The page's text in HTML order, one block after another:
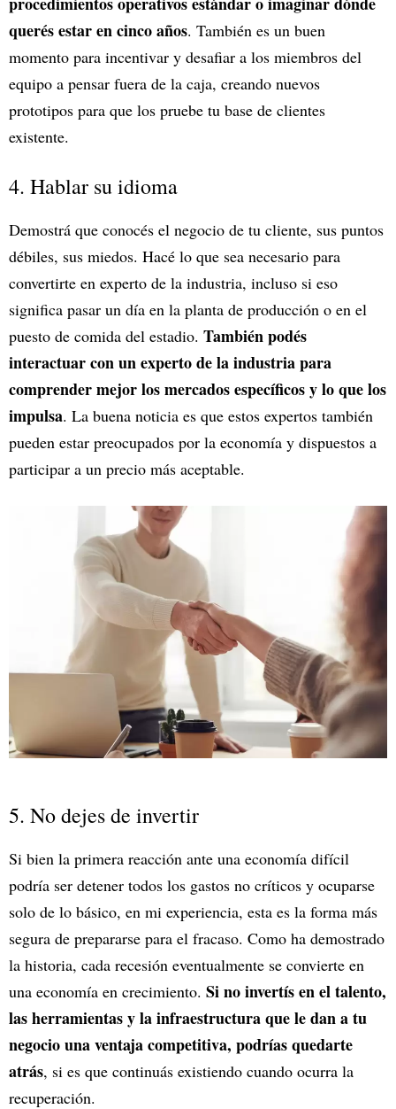
querés estar en cinco años. También es un buen
momento para incentivar y desafiar a los miembros del
equipo a pensar fuera de la caja, creando nuevos
prototipos para que los pruebe tu base de clientes
existente.
4. Hablar su idioma
Demostrá que conocés el negocio de tu cliente, sus puntos
débiles, sus miedos. Hacé lo que sea necesario para
convertirte en experto de la industria, incluso si eso
significa pasar un día en la planta de producción o en el
puesto de comida del estadio. También podés
interactuar con un experto de la industria para
comprender mejor los mercados específicos y lo que los
impulsa. La buena noticia es que estos expertos también
pueden estar preocupados por la economía y dispuestos a
participar a un precio más aceptable.
5. No dejes de invertir
Si bien la primera reacción ante una economía difícil
podría ser detener todos los gastos no críticos y ocuparse
solo de lo básico, en mi experiencia, esta es la forma más
segura de prepararse para el fracaso. Como ha demostrado
la historia, cada recesión eventualmente se convierte en
una economía en crecimiento. Si no invertís en el talento,
las herramientas y la infraestructura que le dan a tu
negocio una ventaja competitiva, podrías quedarte
atrás, si es que continuás existiendo cuando ocurra la
recuperación.